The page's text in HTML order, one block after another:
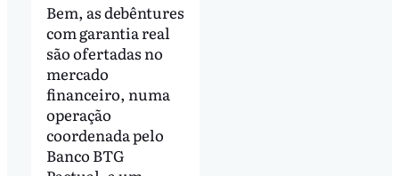
Bem, as debêntures
com garantia real
são ofertadas no
mercado
financeiro, numa
operação
coordenada pelo
Banco BTG